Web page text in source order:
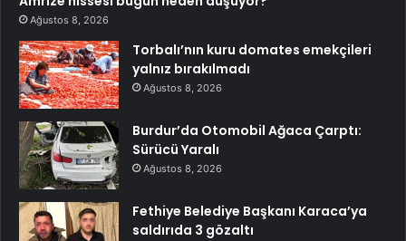
Ağustos 8, 2026
Torbalı’nın kuru domates emekçileri
yalnız bırakılmadı
Ağustos 8, 2026
Burdur’da Otomobil Ağaca Çarptı:
Sürücü Yaralı
Ağustos 8, 2026
Fethiye Belediye Başkanı Karaca’ya
saldırıda 3 gözaltı